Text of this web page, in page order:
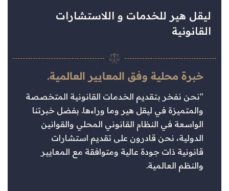
ليقل هير للخدمات و اللاستشارات
القانونية
خبرة محلية وفق المعايير العالمية.
"نحن نفخر بتقديم الخدمات القانونية المتخصصة
والمتميزة في ليقل هير وما وراءها. بفضل خبرتنا
الواسعة في النظام القانوني المحلي والقوانين
الدولية، نحن قادرون على تقديم استشارات
قانونية ذات جودة عالية ومتوافقة مع المعايير
والنظم العالمية.